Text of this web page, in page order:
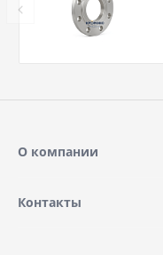
О компании
Контакты